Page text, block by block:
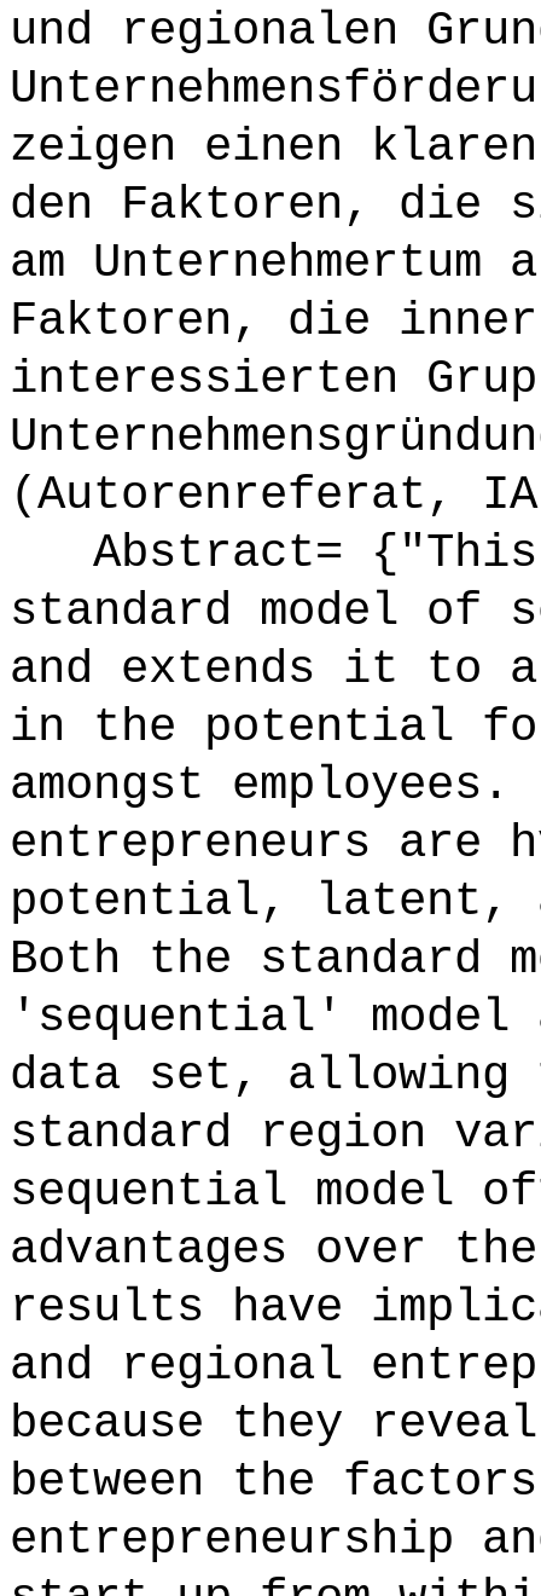
und regionalen
zeigen einen
den Faktoren, die
am Unternehmertum
Faktoren, die
interessierten
(Autorenreferat,
Abstract= {"This
standard model of
and extends it to
in the potential
amongst
entrepreneurs are
potential, latent,
Both the standard
'sequential' model
data set, allowing
standard region
sequential model
advantages over
results have
and regional
because they
between the
entrepreneurship